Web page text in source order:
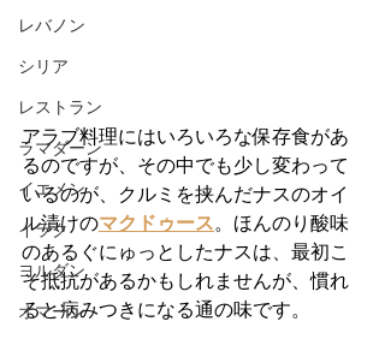
レバノン
シリア
レストラン
ラマダーン
イエメン
イラク
ヨルダン
オマーン
アラブ料理にはいろいろな保存食があ
るのですが、その中でも少し変わって
いるのが、クルミを挟んだナスのオイ
ル漬けのマクドゥース。ほんのり酸味
のあるぐにゅっとしたナスは、最初こ
そ抵抗があるかもしれませんが、慣れ
ると病みつきになる通の味です。